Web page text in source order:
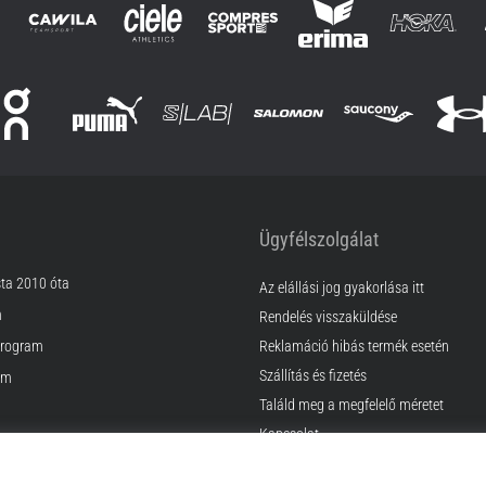
2010 óta
Ügyfélszolgálat
Az elállási jog gyakorlása itt
Rendelés visszaküldése
Reklamáció hibás termék esetén
Szállítás és fizetés
Találd meg a megfelelő méretet
Kapcsolat